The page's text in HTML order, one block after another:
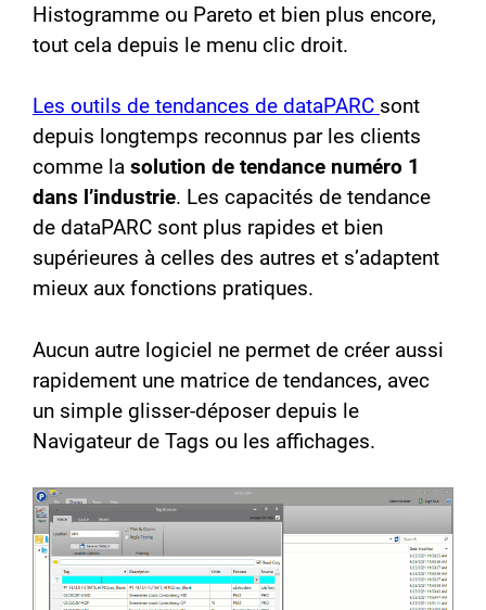
Histogramme ou Pareto et bien plus encore,
tout cela depuis le menu clic droit.
Les outils de tendances de dataPARC sont
depuis longtemps reconnus par les clients
comme la solution de tendance numéro 1
dans l’industrie. Les capacités de tendance
de dataPARC sont plus rapides et bien
supérieures à celles des autres et s’adaptent
mieux aux fonctions pratiques.
Aucun autre logiciel ne permet de créer aussi
rapidement une matrice de tendances, avec
un simple glisser-déposer depuis le
Navigateur de Tags ou les affichages.